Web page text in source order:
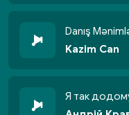
Danış
Kazim Can
Я так